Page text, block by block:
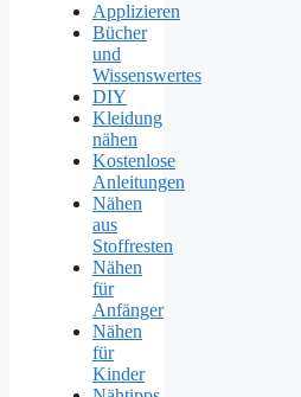
Applizieren
Bücher
und
Wissenswertes
DIY
Kleidung
nähen
Kostenlose
Anleitungen
Nähen
aus
Stoffresten
Nähen
für
Anfänger
Nähen
für
Kinder